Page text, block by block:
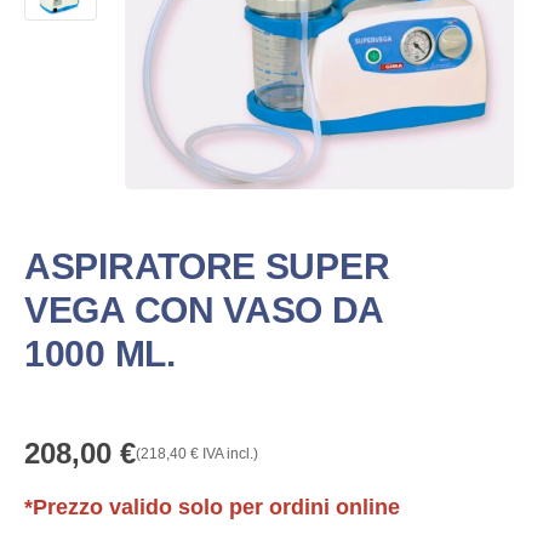
ASPIRATORE SUPER
VEGA CON VASO DA
1000 ML.
208,00 €(218,40 € IVA incl.)
*Prezzo valido solo per ordini online